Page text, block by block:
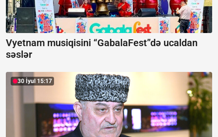
Vyetnam musiqisini “GabalaFest”də ucaldan
səslər
30 İyul 15:17